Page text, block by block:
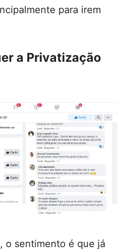
para irem
a Privatização
o sentimento é que já